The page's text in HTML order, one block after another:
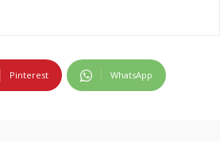
Pinterest WhatsApp